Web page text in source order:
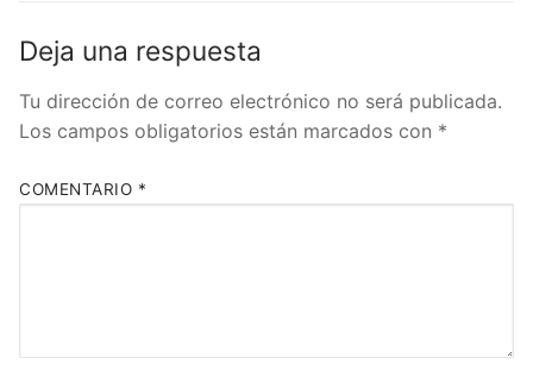
Deja una respuesta
Tu dirección de correo electrónico no será publicada.
Los campos obligatorios están marcados con *
COMENTARIO *